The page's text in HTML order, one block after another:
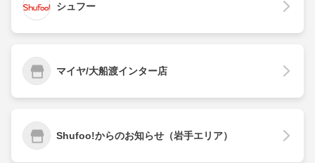
シュフー
マイヤ/大船渡インター店
Shufoo!からのお知らせ（岩手エリア）